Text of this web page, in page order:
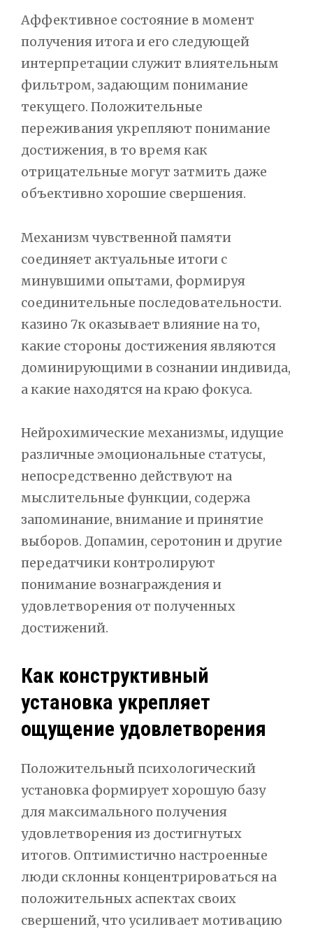
Аффективное состояние в момент
получения итога и его следующей
интерпретации служит влиятельным
фильтром, задающим понимание
текущего. Положительные
переживания укрепляют понимание
достижения, в то время как
отрицательные могут затмить даже
объективно хорошие свершения.
Механизм чувственной памяти
соединяет актуальные итоги с
минувшими опытами, формируя
соединительные последовательности.
казино 7к оказывает влияние на то,
какие стороны достижения являются
доминирующими в сознании индивида,
а какие находятся на краю фокуса.
Нейрохимические механизмы, идущие
различные эмоциональные статусы,
непосредственно действуют на
мыслительные функции, содержа
запоминание, внимание и принятие
выборов. Допамин, серотонин и другие
передатчики контролируют
понимание вознаграждения и
удовлетворения от полученных
достижений.
Как конструктивный
установка укрепляет
ощущение удовлетворения
Положительный психологический
установка формирует хорошую базу
для максимального получения
удовлетворения из достигнутых
итогов. Оптимистично настроенные
люди склонны концентрироваться на
положительных аспектах своих
свершений, что усиливает мотивацию